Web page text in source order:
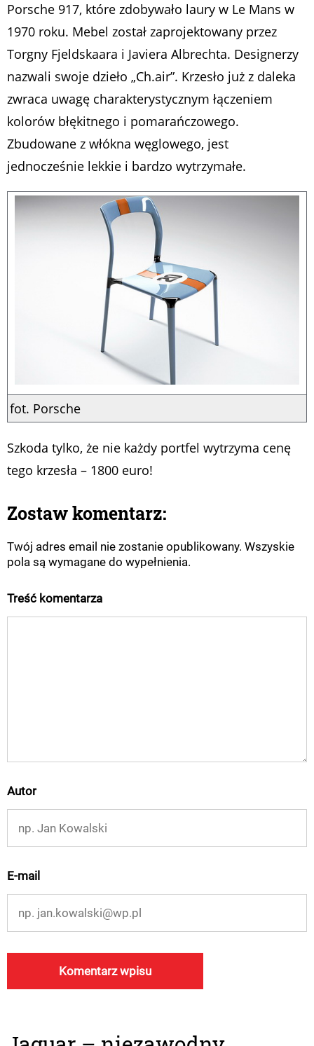
Porsche 917, które zdobywało laury w Le Mans w
1970 roku. Mebel został zaprojektowany przez
Torgny Fjeldskaara i Javiera Albrechta. Designerzy
nazwali swoje dzieło „Ch.air”. Krzesło już z daleka
zwraca uwagę charakterystycznym łączeniem
kolorów błękitnego i pomarańczowego.
Zbudowane z włókna węglowego, jest
jednocześnie lekkie i bardzo wytrzymałe.
fot. Porsche
Szkoda tylko, że nie każdy portfel wytrzyma cenę
tego krzesła – 1800 euro!
Zostaw komentarz:
Twój adres email nie zostanie opublikowany. Wszyskie
pola są wymagane do wypełnienia.
Treść komentarza
Autor
E-mail